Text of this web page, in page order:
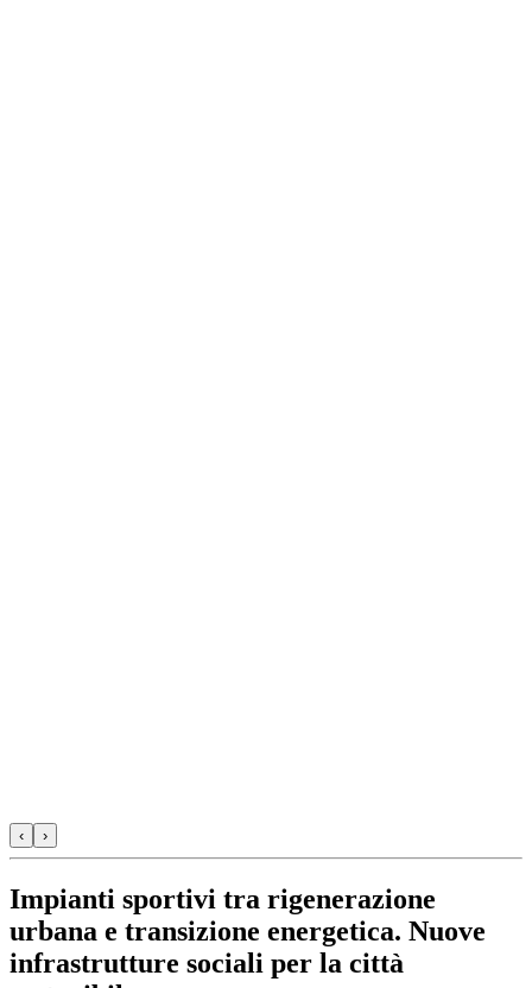
‹ ›
Impianti sportivi tra rigenerazione
urbana e transizione energetica. Nuove
infrastrutture sociali per la città